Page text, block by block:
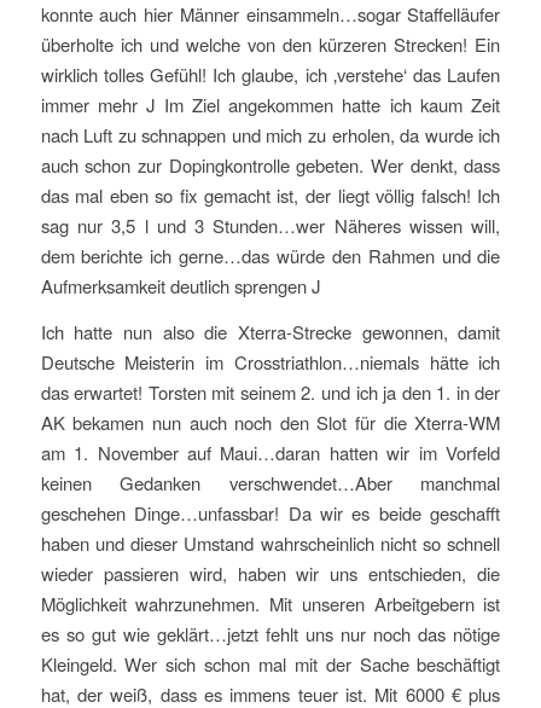
konnte auch hier Männer einsammeln…sogar Staffelläufer
überholte ich und welche von den kürzeren Strecken! Ein
wirklich tolles Gefühl! Ich glaube, ich ‚verstehe‘ das Laufen
immer mehr J Im Ziel angekommen hatte ich kaum Zeit
nach Luft zu schnappen und mich zu erholen, da wurde ich
auch schon zur Dopingkontrolle gebeten. Wer denkt, dass
das mal eben so fix gemacht ist, der liegt völlig falsch! Ich
sag nur 3,5 l und 3 Stunden…wer Näheres wissen will,
dem berichte ich gerne…das würde den Rahmen und die
Aufmerksamkeit deutlich sprengen J
Ich hatte nun also die Xterra-Strecke gewonnen, damit
Deutsche Meisterin im Crosstriathlon…niemals hätte ich
das erwartet! Torsten mit seinem 2. und ich ja den 1. in der
AK bekamen nun auch noch den Slot für die Xterra-WM
am 1. November auf Maui…daran hatten wir im Vorfeld
keinen Gedanken verschwendet…Aber manchmal
geschehen Dinge…unfassbar! Da wir es beide geschafft
haben und dieser Umstand wahrscheinlich nicht so schnell
wieder passieren wird, haben wir uns entschieden, die
Möglichkeit wahrzunehmen. Mit unseren Arbeitgebern ist
es so gut wie geklärt…jetzt fehlt uns nur noch das nötige
Kleingeld. Wer sich schon mal mit der Sache beschäftigt
hat, der weiß, dass es immens teuer ist. Mit 6000 € plus